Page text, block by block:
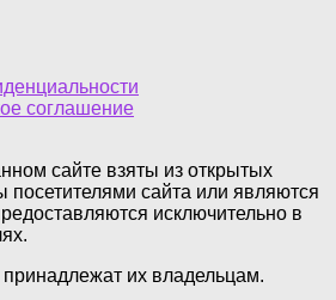
соглашение
сайте взяты из открытых
посетителями сайта или являются
исключительно в
их владельцам.